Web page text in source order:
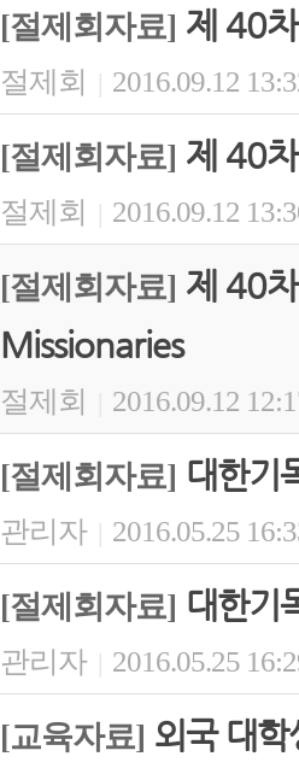
[절제회자료] 제 40
절제회 | 2016.09.12
[절제회자료] 제 40
절제회 | 2016.09.12
[절제회자료] 제 40
Missionaries
절제회 2016.09.12
[절제회자료] 대한기
관리자 | 2016.05.25
[절제회자료] 대한기
관리자 | 2016.05.25
[교육자료] 외국 대